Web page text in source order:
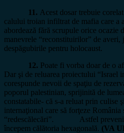
11. Acest dosar trebuie
calului troian infiltrat de mafia care a
abordează fără scrupule orice ocazie
manevrele “reconstituirilor” de averi,
despăgubirile pentru holocaust.
12. Poate fi vorba doar de o
Dar şi de reluarea proiectului “Israel
corespunde nevoii de spaţiu de
poporul palestinian, sprijinită de
constatabile- că s-a reluat prin culise
internaţional care să forţeze România
“redescălecări”. Astfel preveniţi
începem călătoria hexagonală. (VA